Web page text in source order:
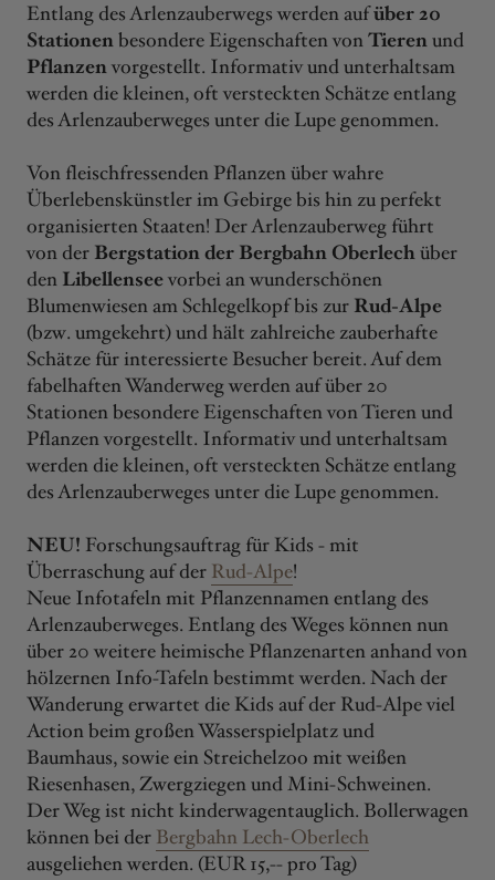
Entlang des Arlenzauberwegs werden aufüber 20
Stationenbesondere Eigenschaften vonTierenund
Pflanzenvorgestellt. Informativ und unterhaltsam
werden die kleinen, oft versteckten Schätze entlang
des Arlenzauberweges unter die Lupe genommen.
Von fleischfressenden Pflanzen über wahre
Überlebenskünstler im Gebirge bis hin zu perfekt
organisierten Staaten! Der Arlenzauberweg führt
von der Bergstation der Bergbahn Oberlechüber
den Libellenseevorbei an wunderschönen
Blumenwiesen am Schlegelkopf bis zur Rud-Alpe
(bzw. umgekehrt) und hält zahlreiche zauberhafte
Schätze für interessierte Besucher bereit. Auf dem
fabelhaften Wanderweg werden auf über 20
Stationen besondere Eigenschaften von Tieren und
Pflanzen vorgestellt. Informativ und unterhaltsam
werden die kleinen, oft versteckten Schätze entlang
des Arlenzauberweges unter die Lupe genommen.
NEU! Forschungsauftrag für Kids - mit
Überraschung auf der Rud-Alpe!
Neue Infotafeln mit Pflanzennamen entlang des
Arlenzauberweges. Entlang des Weges können nun
über 20 weitere heimische Pflanzenarten anhand von
hölzernen Info-Tafeln bestimmt werden. Nach der
Wanderung erwartet die Kids auf der Rud-Alpe viel
Action beim großen Wasserspielplatz und
Baumhaus, sowie ein Streichelzoo mit weißen
Riesenhasen, Zwergziegen und Mini-Schweinen.
Der Weg ist nicht kinderwagentauglich. Bollerwagen
können bei der Bergbahn Lech-Oberlech
ausgeliehen werden. (EUR 15,-- pro Tag)